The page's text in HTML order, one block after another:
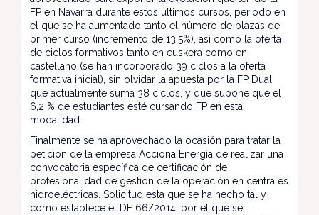
FP en Navarra durante estos últimos cursos, periodo en
el que se ha aumentado tanto el número de plazas de
primer curso (incremento de 13,5%), así como la oferta
de ciclos formativos tanto en euskera como en
castellano (se han incorporado 39 ciclos a la oferta
formativa inicial), sin olvidar la apuesta por la FP Dual,
que actualmente suma 38 ciclos, y que supone que el
6,2 % de estudiantes esté cursando FP en esta
modalidad.
Finalmente se ha aprovechado la ocasión para tratar la
petición de la empresa Acciona Energía de realizar una
convocatoria específica de certificación de
profesionalidad de gestión de la operación en centrales
hidroeléctricas. Solicitud esta que se ha hecho tal y
como establece el DF 66/2014, por el que se